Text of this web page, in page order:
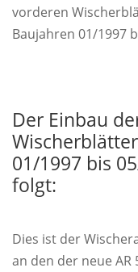
vorderen
Baujahren 01/1997
Der Einbau
01/1997 bis
folgt:
Dies ist der
an den der neue